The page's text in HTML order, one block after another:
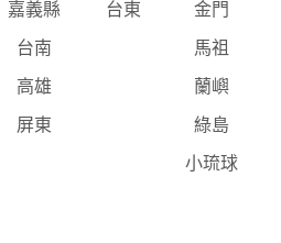
嘉義縣 台東 金門
台南 馬祖
高雄 蘭嶼
屏東 綠島
小琉球